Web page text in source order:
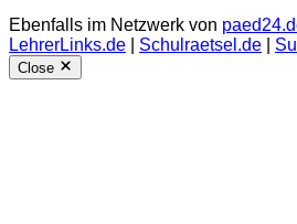
Ebenfalls im Netzwerk von
LehrerLinks.de
Schulraetsel.de
Close